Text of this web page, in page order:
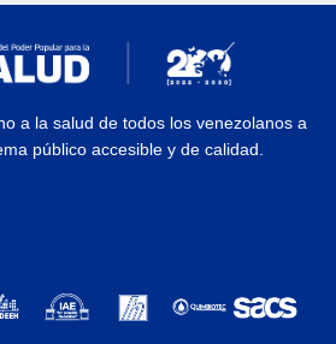
a la salud de todos los venezolanos a
público accesible y de calidad.